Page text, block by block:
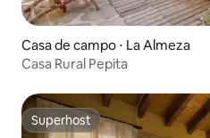
Casa de campo ⋅ La Almeza
Casa Rural Pepita
Superhost
Superhost